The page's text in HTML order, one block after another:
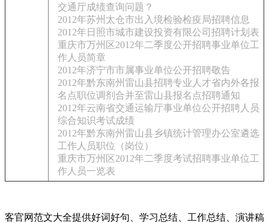
交通厅成绩查询问题？
2012年苏州太仓市出入境检验检疫局招聘信息
2012年日照市城市建设投资有限公司招聘计划表
重庆市万州区2012年二季度公开招聘事业单位工
作人员简章
2012年济宁市市属事业单位公开招聘敬告
2012年黔东南州雷山县招聘专业人才省内外各报
名点职位调剂合并至雷山县报名点招聘通知
2012年云南省交通运输厅事业单位公开招聘人员
综合知识考试成绩
2012年黔东南州雷山县乡镇统计管理办公室遴选
工作人员职位（岗位）
重庆市万州区2012年二季度考试招聘事业单位工
作人员一览表
客官网范文大全提供好词好句、学习总结、工作总结、演讲稿